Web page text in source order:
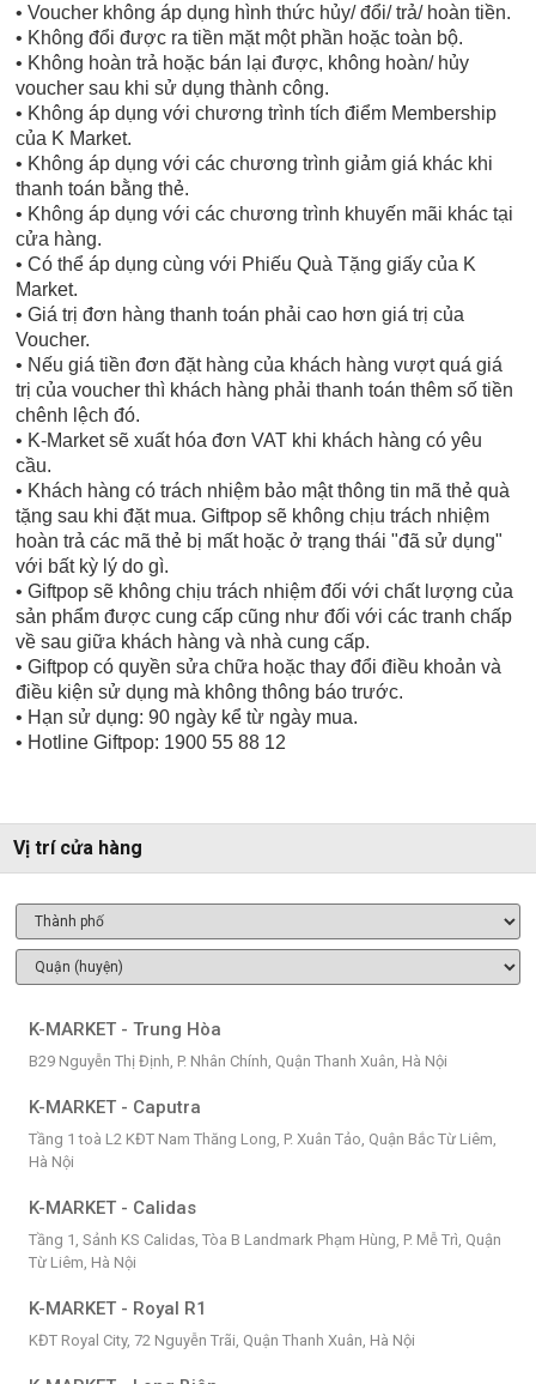
• Voucher không áp dụng hình thức hủy/ đổi/ trả/ hoàn tiền.
• Không đổi được ra tiền mặt một phần hoặc toàn bộ.
• Không hoàn trả hoặc bán lại được, không hoàn/ hủy
voucher sau khi sử dụng thành công.
• Không áp dụng với chương trình tích điểm Membership
của K Market.
• Không áp dụng với các chương trình giảm giá khác khi
thanh toán bằng thẻ.
• Không áp dụng với các chương trình khuyến mãi khác tại
cửa hàng.
• Có thể áp dụng cùng với Phiếu Quà Tặng giấy của K
Market.
• Giá trị đơn hàng thanh toán phải cao hơn giá trị của
Voucher.
• Nếu giá tiền đơn đặt hàng của khách hàng vượt quá giá
trị của voucher thì khách hàng phải thanh toán thêm số tiền
chênh lệch đó.
• K-Market sẽ xuất hóa đơn VAT khi khách hàng có yêu
cầu.
• Khách hàng có trách nhiệm bảo mật thông tin mã thẻ quà
tặng sau khi đặt mua. Giftpop sẽ không chịu trách nhiệm
hoàn trả các mã thẻ bị mất hoặc ở trạng thái "đã sử dụng"
với bất kỳ lý do gì.
• Giftpop sẽ không chịu trách nhiệm đối với chất lượng của
sản phẩm được cung cấp cũng như đối với các tranh chấp
về sau giữa khách hàng và nhà cung cấp.
• Giftpop có quyền sửa chữa hoặc thay đổi điều khoản và
điều kiện sử dụng mà không thông báo trước.
• Hạn sử dụng: 90 ngày kể từ ngày mua.
• Hotline Giftpop: 1900 55 88 12
Vị trí cửa hàng
K-MARKET - Trung Hòa
B29 Nguyễn Thị Định, P. Nhân Chính, Quận Thanh Xuân, Hà Nội
K-MARKET - Caputra
Tầng 1 toà L2 KĐT Nam Thăng Long, P. Xuân Tảo, Quận Bắc Từ Liêm,
Hà Nội
K-MARKET - Calidas
Tầng 1, Sảnh KS Calidas, Tòa B Landmark Phạm Hùng, P. Mễ Trì, Quận
Từ Liêm, Hà Nội
K-MARKET - Royal R1
KĐT Royal City, 72 Nguyễn Trãi, Quận Thanh Xuân, Hà Nội